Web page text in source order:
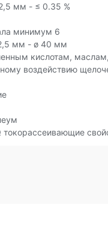
мм - ≤ 0.35 %
минимум 6
мм - ø 40 мм
кислотам,
воздействию
токорассеивающие